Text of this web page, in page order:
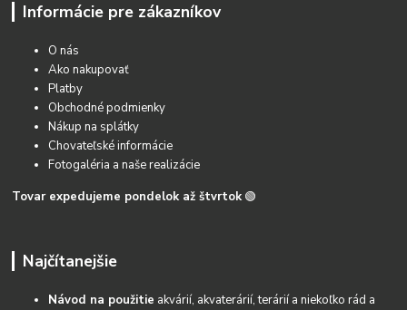
Informácie pre zákazníkov
O nás
Ako nakupovať
Platby
Obchodné podmienky
Nákup na splátky
Chovateľské informácie
Fotogaléria a naše realizácie
Tovar expedujeme pondelok až štvrtok 🟢
Najčítanejšie
Návod na použitie akvárií, akvaterárií, terárií a niekoľko rád a